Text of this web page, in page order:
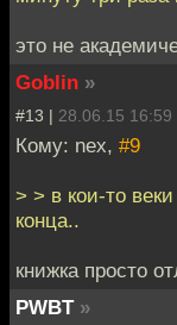
это не
Goblin »
#13 | 28.06.15 16:59
Кому: nex, #9
> > в кои-то
конца..
книжка просто
PWBT »